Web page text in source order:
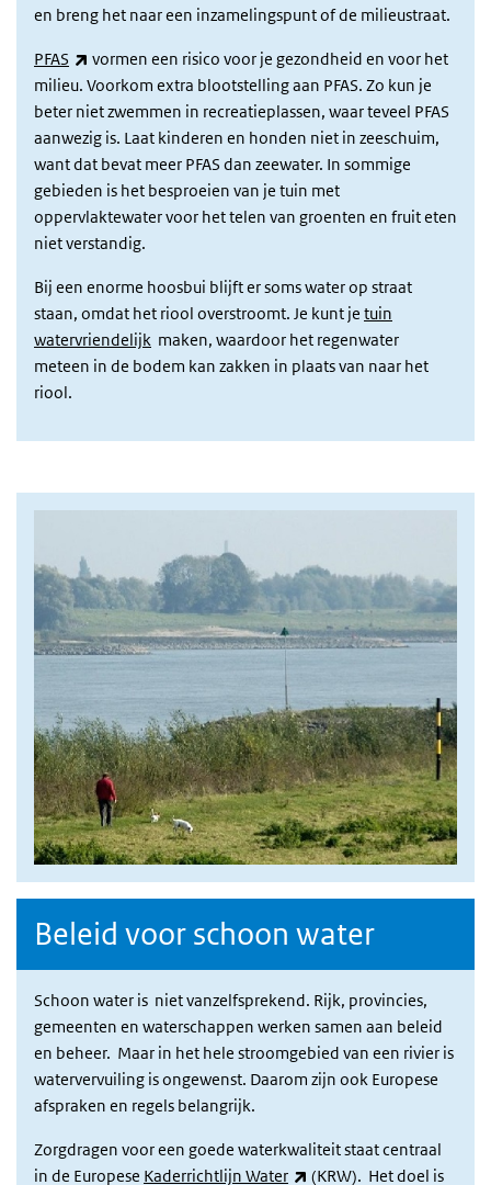
en breng het naar een inzamelingspunt of de milieustraat.
PFAS (link is external)
vormen een risico voor je gezondheid en voor het
milieu. Voorkom extra blootstelling aan PFAS. Zo kun je
beter niet zwemmen in recreatieplassen, waar teveel PFAS
aanwezig is. Laat kinderen en honden niet in zeeschuim,
want dat bevat meer PFAS dan zeewater. In sommige
gebieden is het besproeien van je tuin met
oppervlaktewater voor het telen van groenten en fruit eten
niet verstandig.
Bij een enorme hoosbui blijft er soms water op straat
staan, omdat het riool overstroomt. Je kunt je tuin
watervriendelijk maken, waardoor het regenwater
meteen in de bodem kan zakken in plaats van naar het
riool.
Beleid voor schoon water
Schoon water is niet vanzelfsprekend. Rijk, provincies,
gemeenten en waterschappen werken samen aan beleid
en beheer. Maar in het hele stroomgebied van een rivier is
watervervuiling is ongewenst. Daarom zijn ook Europese
afspraken en regels belangrijk.
Zorgdragen voor een goede waterkwaliteit staat centraal
in de Europese Kaderrichtlijn Water (link is external)
(KRW). Het doel is